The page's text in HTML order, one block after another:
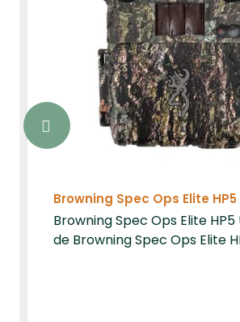
Browning Spec Ops Elite
Browning Spec Ops Elite
de Browning Spec Ops Elite